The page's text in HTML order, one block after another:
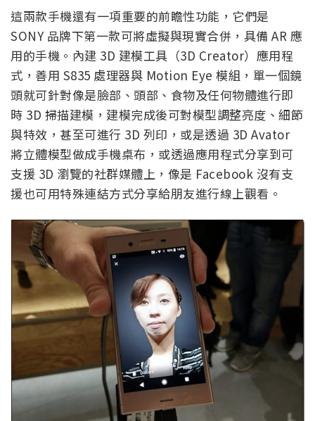
這兩款手機還有一項重要的前瞻性功能，它們是
SONY 品牌下第一款可將虛擬與現實合併，具備 AR 應
用的手機。內建 3D 建模工具（3D Creator）應用程
式，善用 S835 處理器與 Motion Eye 模組，單一個鏡
頭就可針對像是臉部、頭部、食物及任何物體進行即
時 3D 掃描建模，建模完成後可對模型調整亮度、細節
與特效，甚至可進行 3D 列印，或是透過 3D Avator
將立體模型做成手機桌布，或透過應用程式分享到可
支援 3D 瀏覽的社群媒體上，像是 Facebook 沒有支
援也可用特殊連結方式分享給朋友進行線上觀看。